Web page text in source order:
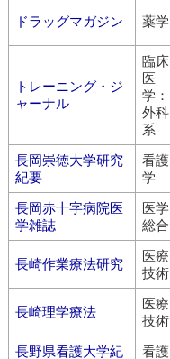
ドラッグマガジン 薬学
トレーニング・ジ
ャーナル
臨床
医
学：
外科
系
長岡崇徳大学研究
紀要
看護
学
長岡赤十字病院医
学雑誌
医学
総合
長崎作業療法研究
医療
技術
長崎理学療法
医療
技術
長野県看護大学紀
看護